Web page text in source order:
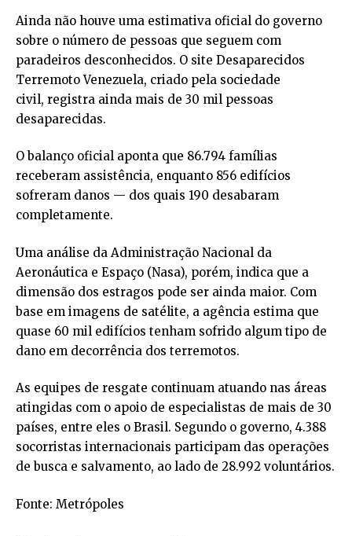
Ainda não houve uma estimativa oficial do governo
sobre o número de pessoas que seguem com
paradeiros desconhecidos. O site Desaparecidos
Terremoto Venezuela, criado pela sociedade
civil, registra ainda mais de 30 mil pessoas
desaparecidas.
O balanço oficial aponta que 86.794 famílias
receberam assistência, enquanto 856 edifícios
sofreram danos — dos quais 190 desabaram
completamente.
Uma análise da Administração Nacional da
Aeronáutica e Espaço (Nasa), porém, indica que a
dimensão dos estragos pode ser ainda maior. Com
base em imagens de satélite, a agência estima que
quase 60 mil edifícios tenham sofrido algum tipo de
dano em decorrência dos terremotos.
As equipes de resgate continuam atuando nas áreas
atingidas com o apoio de especialistas de mais de 30
países, entre eles o Brasil. Segundo o governo, 4.388
socorristas internacionais participam das operações
de busca e salvamento, ao lado de 28.992 voluntários.
Fonte: Metrópoles